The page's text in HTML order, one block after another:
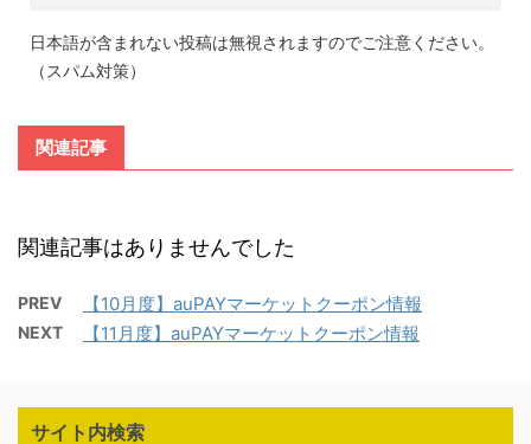
日本語が含まれない投稿は無視されますのでご注意ください。
（スパム対策）
関連記事
関連記事はありませんでした
PREV 【10月度】auPAYマーケットクーポン情報
NEXT 【11月度】auPAYマーケットクーポン情報
サイト内検索